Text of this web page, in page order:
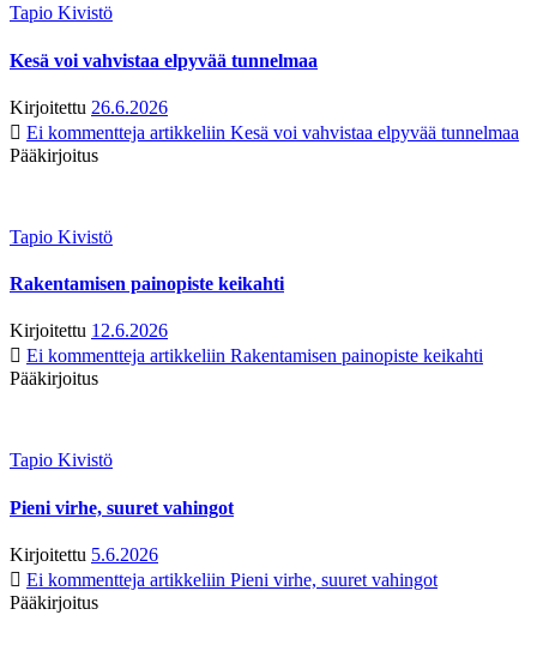
Tapio Kivistö
Kesä voi vahvistaa elpyvää tunnelmaa
Kirjoitettu 26.6.2026
Ei kommentteja artikkeliin Kesä voi vahvistaa elpyvää tunnelmaa
Pääkirjoitus
Tapio Kivistö
Rakentamisen painopiste keikahti
Kirjoitettu 12.6.2026
Ei kommentteja artikkeliin Rakentamisen painopiste keikahti
Pääkirjoitus
Tapio Kivistö
Pieni virhe, suuret vahingot
Kirjoitettu 5.6.2026
Ei kommentteja artikkeliin Pieni virhe, suuret vahingot
Pääkirjoitus